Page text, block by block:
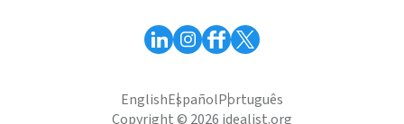
EnglishEspañolPortuguês
Copyright © 2026 idealist.org